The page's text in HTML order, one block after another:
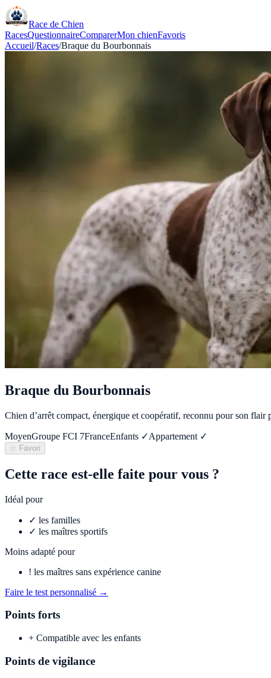
Race de Chien
RacesQuestionnaireComparerMon chienFavoris
Accueil/Races/Braque du Bourbonnais
Braque du Bourbonnais
Chien d’arrêt compact, énergique et coopératif, reconnu pour son flair
MoyenGroupe FCI 7FranceEnfants ✓Appartement ✓
☆ Favori
Cette race est-elle faite pour vous ?
Idéal pour
✓ les familles
✓ les maîtres sportifs
Moins adapté pour
! les maîtres sans expérience canine
Faire le test personnalisé →
Points forts
+ Compatible avec les enfants
Points de vigilance